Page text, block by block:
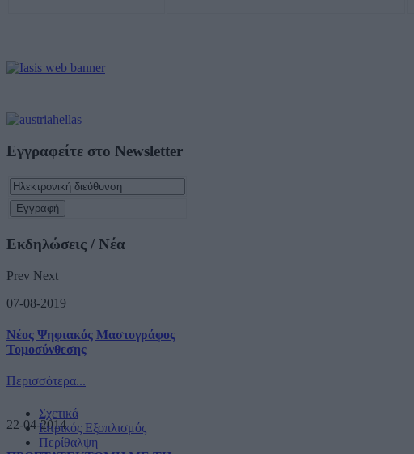
Εγγραφείτε στο Newsletter
Εκδηλώσεις / Νέα
Prev Next
07-08-2019
Νέος Ψηφιακός Μαστογράφος
Τομοσύνθεσης
Περισσότερα...
22-04-2014
Σχετικά
Ιατρικός Εξοπλισμός
Περίθαλψη